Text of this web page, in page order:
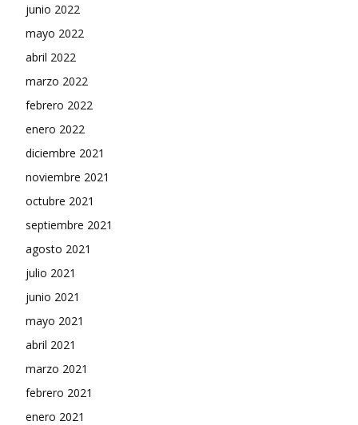
junio 2022
mayo 2022
abril 2022
marzo 2022
febrero 2022
enero 2022
diciembre 2021
noviembre 2021
octubre 2021
septiembre 2021
agosto 2021
julio 2021
junio 2021
mayo 2021
abril 2021
marzo 2021
febrero 2021
enero 2021